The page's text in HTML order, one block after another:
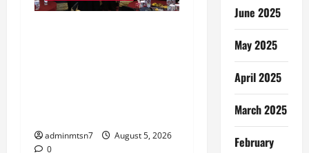
adminmtsn7
August 5, 2026
0
June 2025
May 2025
April 2025
March 2025
February